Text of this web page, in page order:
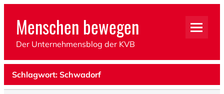
Menschen bewegen
Der Unternehmensblog der KVB
Schlagwort: Schwadorf